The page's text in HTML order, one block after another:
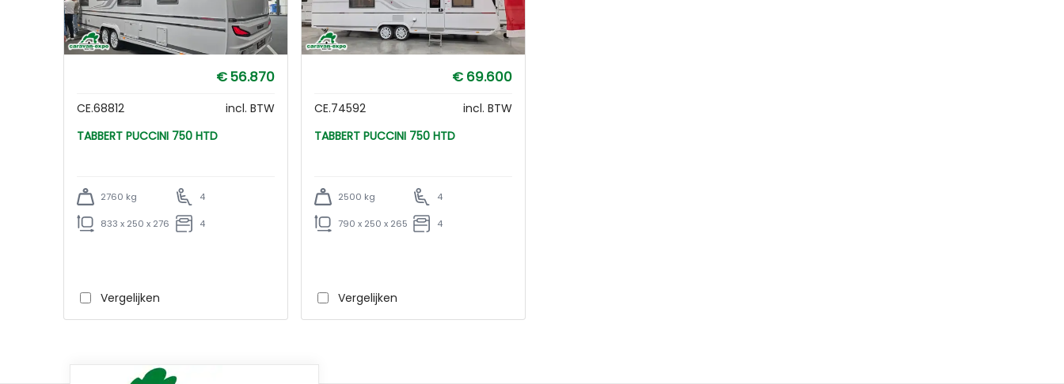
€ 56.870
CE.68812
incl. BTW
TABBERT PUCCINI 750 HTD
2760 kg 4
833 x 250 x 276 4
Vergelijken
€ 69.600
CE.74592
incl. BTW
TABBERT PUCCINI 750 HTD
2500 kg 4
790 x 250 x 265 4
Vergelijken